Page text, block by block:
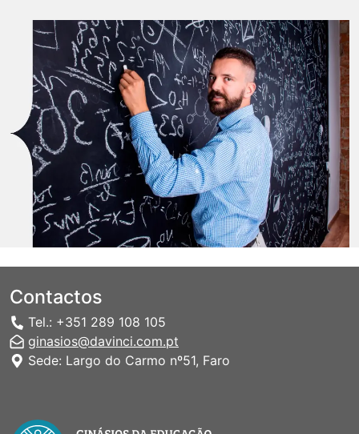
Contactos
Tel.: +351 289 108 105
ginasios@davinci.com.pt
Sede: Largo do Carmo nº51, Faro